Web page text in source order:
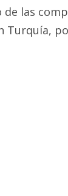
las
Turquía,